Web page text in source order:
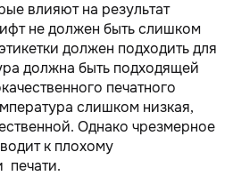
влияют на результат
не должен быть слишком
должен подходить для
должна быть подходящей
печатного
слишком низкая,
Однако чрезмерное
к плохому
печати.